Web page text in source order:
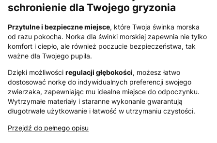
schronienie dla Twojego gryzonia
Przytulne i bezpieczne miejsce, które Twoja świnka morska
od razu pokocha. Norka dla świnki morskiej zapewnia nie tylko
komfort i ciepło, ale również poczucie bezpieczeństwa, tak
ważne dla Twojego pupila.
Dzięki możliwości regulacji głębokości, możesz łatwo
dostosować norkę do indywidualnych preferencji swojego
zwierzaka, zapewniając mu idealne miejsce do odpoczynku.
Wytrzymałe materiały i staranne wykonanie gwarantują
długotrwałe użytkowanie i łatwość w utrzymaniu czystości.
Przejdź do pełnego opisu